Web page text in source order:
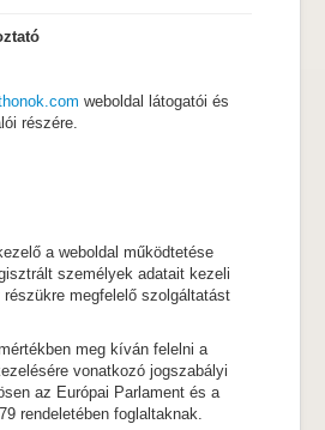
weboldal látogatói és
részére.
a weboldal működtetése
személyek adatait kezeli
megfelelő szolgáltatást
meg kíván felelni a
vonatkozó jogszabályi
az Európai Parlament és a
rendeletében foglaltaknak.